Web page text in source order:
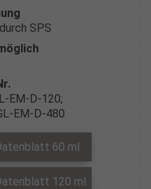
SPS
EM-D-120;
EM-D-480
60 ml
120 ml